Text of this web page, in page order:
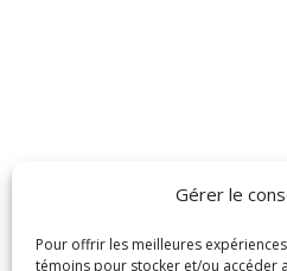
Gérer le
Pour offrir les meilleures
témoins pour stocker et/ou accéder